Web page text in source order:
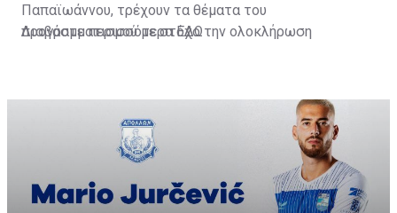
Παπαϊωάννου, τρέχουν τα θέματα του
προγραμματισμού με στόχο την ολοκλήρωση
Διαβάστε περισσότεραΕΔΩ